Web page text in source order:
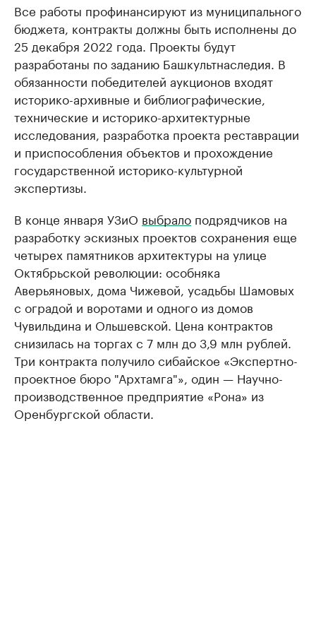
Все работы профинансируют из муниципального
бюджета, контракты должны быть исполнены до
25 декабря 2022 года. Проекты будут
разработаны по заданию Башкультнаследия. В
обязанности победителей аукционов входят
историко-архивные и библиографические,
технические и историко-архитектурные
исследования, разработка проекта реставрации
и приспособления объектов и прохождение
государственной историко-культурной
экспертизы.
В конце января УЗиО выбрало подрядчиков на
разработку эскизных проектов сохранения еще
четырех памятников архитектуры на улице
Октябрьской революции: особняка
Аверьяновых, дома Чижевой, усадьбы Шамовых
с оградой и воротами и одного из домов
Чувильдина и Ольшевской. Цена контрактов
снизилась на торгах с 7 млн до 3,9 млн рублей.
Три контракта получило сибайское «Экспертно-
проектное бюро "Архтамга"», один — Научно-
производственное предприятие «Рона» из
Оренбургской области.